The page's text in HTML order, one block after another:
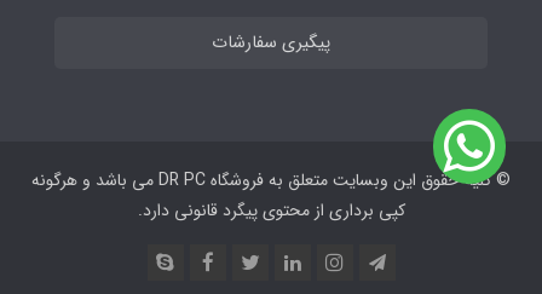
پیگیری سفارشات
© کلیه حقوق این وبسایت متعلق به فروشگاه DR PC می ‌باشد و هرگونه
کپی برداری از محتوی پیگرد قانونی دارد.